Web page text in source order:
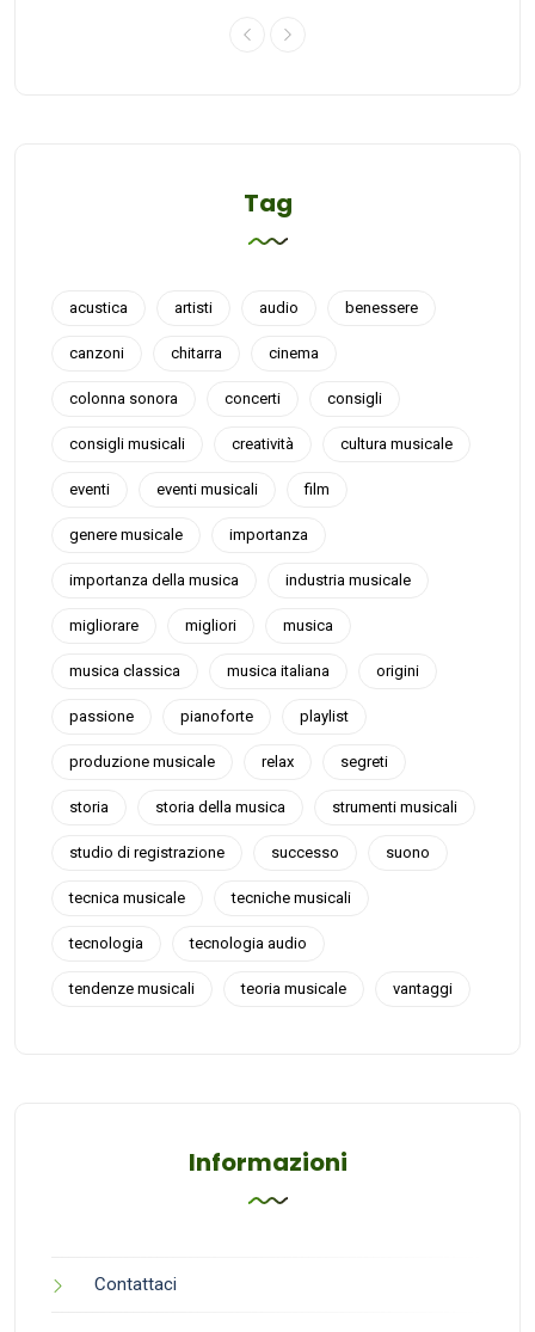
Tag
acustica artisti audio benessere
canzoni chitarra cinema
colonna sonora concerti consigli
consigli musicali creatività cultura musicale
eventi eventi musicali film
genere musicale importanza
importanza della musica industria musicale
migliorare migliori musica
musica classica musica italiana origini
passione pianoforte playlist
produzione musicale relax segreti
storia storia della musica strumenti musicali
studio di registrazione successo suono
tecnica musicale tecniche musicali
tecnologia tecnologia audio
tendenze musicali teoria musicale vantaggi
Informazioni
Contattaci